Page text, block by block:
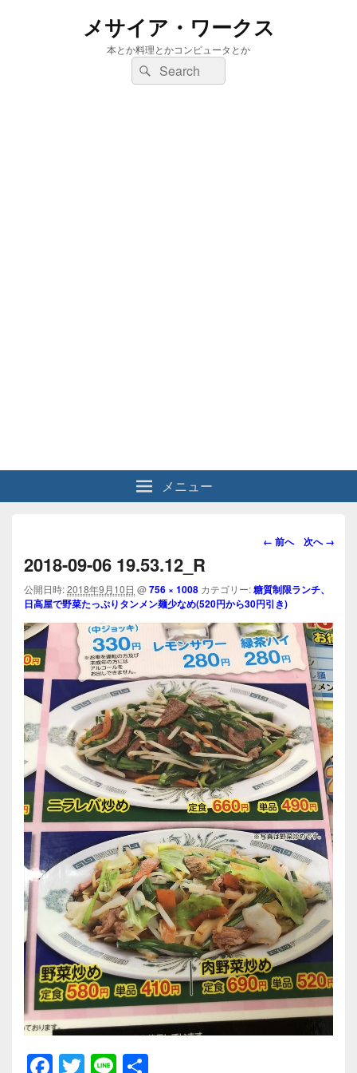
メサイア・ワークス
本とか料理とかコンピュータとか
検
索:
検
索
メニュー
画
ビ
ゲ
ー
シ
ョ
ン
← 前へ 次へ →
2018-09-06 19.53.12_R
公開日時:2018年9月10日 @756 × 1008 カテゴリー:糖質制限ランチ、
日高屋で野菜たっぷりタンメン麺少なめ(520円から30円引き)